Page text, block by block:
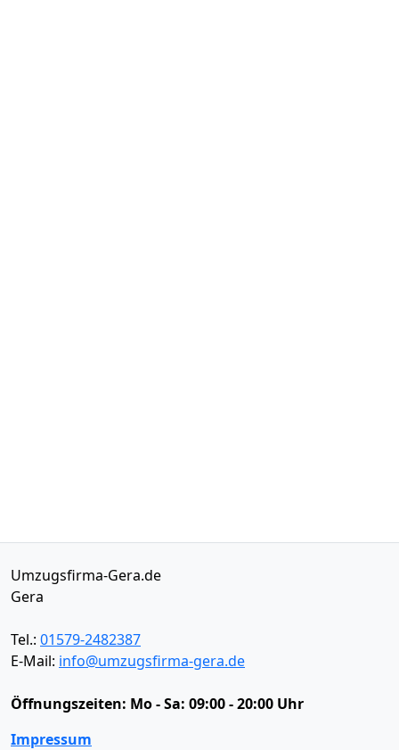
Umzugsfirma-Gera.de
Gera
Tel.: 01579-2482387
E-Mail: info@umzugsfirma-gera.de
Öffnungszeiten: Mo - Sa: 09:00 - 20:00 Uhr
Impressum